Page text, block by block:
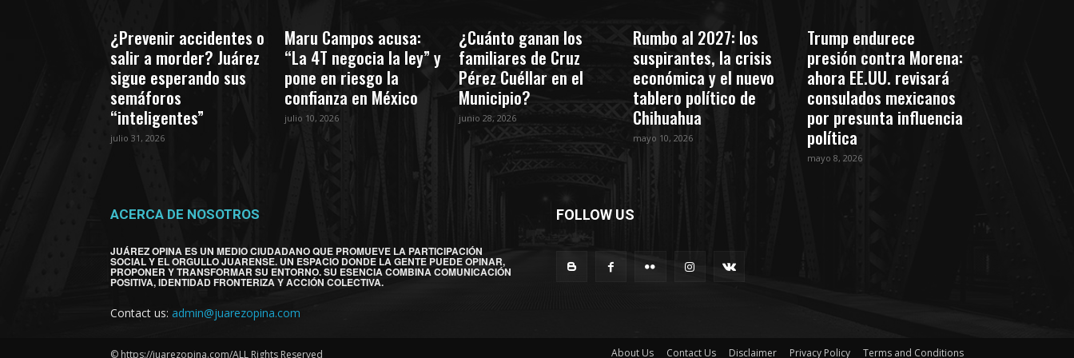
¿Prevenir accidentes o
salir a morder? Juárez
sigue esperando sus
semáforos
“inteligentes”
julio 31, 2026
Maru Campos acusa:
“La 4T negocia la ley” y
pone en riesgo la
confianza en México
julio 10, 2026
¿Cuánto ganan los
familiares de Cruz
Pérez Cuéllar en el
Municipio?
junio 28, 2026
Rumbo al 2027: los
suspirantes, la crisis
económica y el nuevo
tablero político de
Chihuahua
mayo 10, 2026
Trump endurece
presión contra Morena:
ahora EE.UU. revisará
consulados mexicanos
por presunta influencia
política
mayo 8, 2026
ACERCA DE NOSOTROS
JUÁREZ OPINA ES UN MEDIO CIUDADANO QUE PROMUEVE LA PARTICIPACIÓN
SOCIAL Y EL ORGULLO JUARENSE. UN ESPACIO DONDE LA GENTE PUEDE OPINAR,
PROPONER Y TRANSFORMAR SU ENTORNO. SU ESENCIA COMBINA COMUNICACIÓN
POSITIVA, IDENTIDAD FRONTERIZA Y ACCIÓN COLECTIVA.
Contact us: admin@juarezopina.com
FOLLOW US
© https://juarezopina.com/ALL Rights Reserved About Us Contact Us Disclaimer Privacy Policy Terms and Conditions